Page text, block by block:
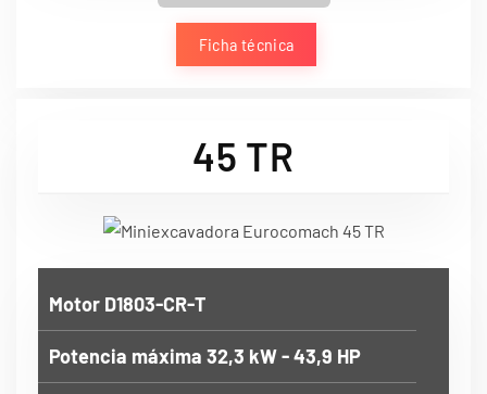
Ficha técnica
45 TR
Motor D1803-CR-T
Potencia máxima 32,3 kW - 43,9 HP